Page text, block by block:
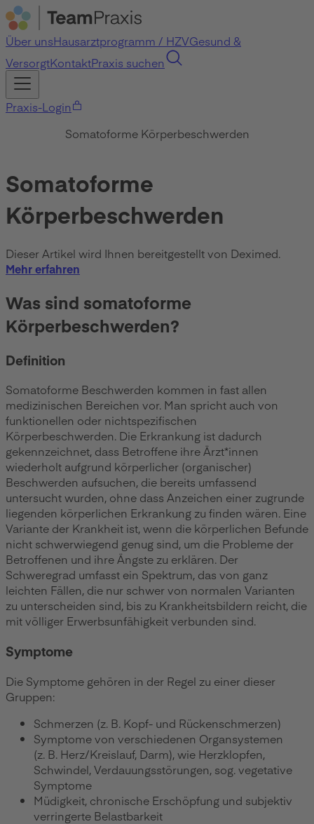
Über unsHausarztprogramm / HZVGesund &
VersorgtKontaktPraxis suchen
Praxis-Login
Somatoforme Körperbeschwerden
Somatoforme
Körperbeschwerden
Dieser Artikel wird Ihnen bereitgestellt von Deximed.
Mehr erfahren
Was sind somatoforme
Körperbeschwerden?
Definition
Somatoforme Beschwerden kommen in fast allen
medizinischen Bereichen vor. Man spricht auch von
funktionellen oder nichtspezifischen
Körperbeschwerden. Die Erkrankung ist dadurch
gekennzeichnet, dass Betroffene ihre Ärzt*innen
wiederholt aufgrund körperlicher (organischer)
Beschwerden aufsuchen, die bereits umfassend
untersucht wurden, ohne dass Anzeichen einer zugrunde
liegenden körperlichen Erkrankung zu finden wären. Eine
Variante der Krankheit ist, wenn die körperlichen Befunde
nicht schwerwiegend genug sind, um die Probleme der
Betroffenen und ihre Ängste zu erklären. Der
Schweregrad umfasst ein Spektrum, das von ganz
leichten Fällen, die nur schwer von normalen Varianten
zu unterscheiden sind, bis zu Krankheitsbildern reicht, die
mit völliger Erwerbsunfähigkeit verbunden sind.
Symptome
Die Symptome gehören in der Regel zu einer dieser
Gruppen:
Schmerzen (z. B. Kopf- und Rückenschmerzen)
Symptome von verschiedenen Organsystemen
(z. B. Herz/Kreislauf, Darm), wie Herzklopfen,
Schwindel, Verdauungsstörungen, sog. vegetative
Symptome
Müdigkeit, chronische Erschöpfung und subjektiv
verringerte Belastbarkeit